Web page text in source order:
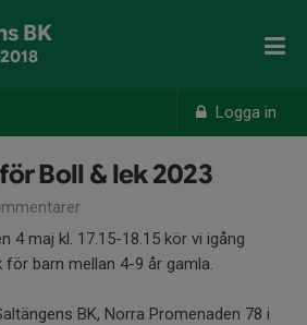
Logga in
BK
Boll & lek 2023
4 maj kl. 17.15-18.15 kör vi igång
barn mellan 4-9 år gamla.
BK, Norra Promenaden 78 i